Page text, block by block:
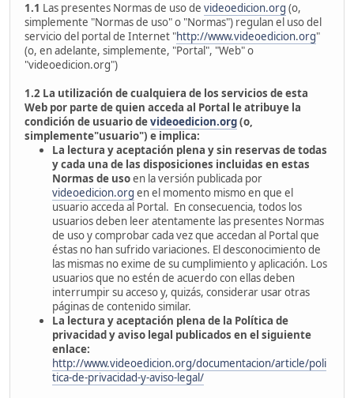
1.1 Las presentes Normas de uso de videoedicion.org (o,
simplemente "Normas de uso" o "Normas") regulan el uso del
servicio del portal de Internet "http://www.videoedicion.org"
(o, en adelante, simplemente, "Portal", "Web" o
"videoedicion.org")
1.2 La utilización de cualquiera de los servicios de esta
Web por parte de quien acceda al Portal le atribuye la
condición de usuario devideoedicion.org(o,
simplemente"usuario") e implica:
La lectura y aceptación plena y sin reservas de todas
y cada una de las disposiciones incluidas en estas
Normas de usoen la versión publicada por
videoedicion.org en el momento mismo en que el
usuario acceda al Portal. En consecuencia, todos los
usuarios deben leer atentamente las presentes Normas
de uso y comprobar cada vez que accedan al Portal que
éstas no han sufrido variaciones. El desconocimiento de
las mismas no exime de su cumplimiento y aplicación. Los
usuarios que no estén de acuerdo con ellas deben
interrumpir su acceso y, quizás, considerar usar otras
páginas de contenido similar.
La lectura y aceptación plena de la Política de
privacidad y aviso legal publicados en el siguiente
enlace:
http://www.videoedicion.org/documentacion/article/poli
tica-de-privacidad-y-aviso-legal/